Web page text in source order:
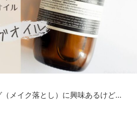
メイク落とし）に興味あるけど…